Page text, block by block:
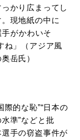
かり広まってし
現地紙の中に
手がかわいそ
ね」（アジア風
岳氏）
際的な恥”“日本の
準”などと批
手の窃盗事件が